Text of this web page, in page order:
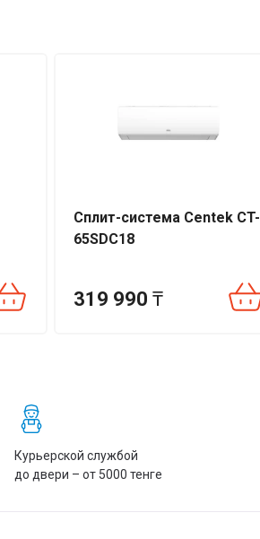
Сплит-система Centek CT-
65SDC18
319 990 ₸
Курьерской службой
до двери – от 5000 тенге